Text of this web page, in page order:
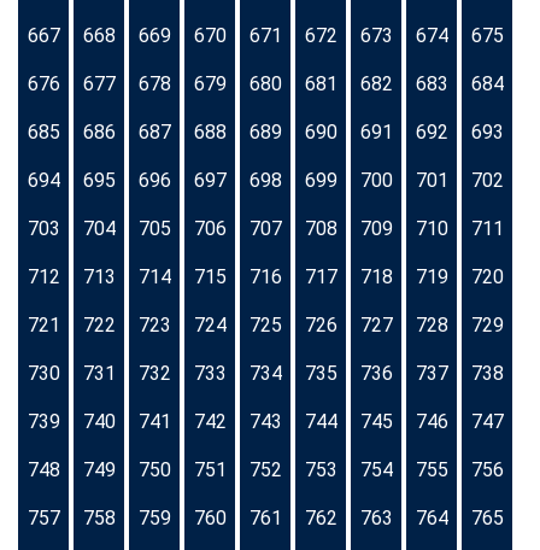
667 668 669 670 671 672 673 674 675
676 677 678 679 680 681 682 683 684
685 686 687 688 689 690 691 692 693
694 695 696 697 698 699 700 701 702
703 704 705 706 707 708 709 710 711
712 713 714 715 716 717 718 719 720
721 722 723 724 725 726 727 728 729
730 731 732 733 734 735 736 737 738
739 740 741 742 743 744 745 746 747
748 749 750 751 752 753 754 755 756
757 758 759 760 761 762 763 764 765